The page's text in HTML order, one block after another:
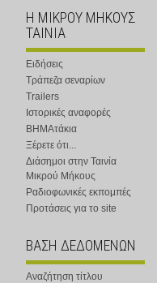
Η ΜΙΚΡΟΥ ΜΗΚΟΥΣ
ΤΑΙΝΙΑ
Ειδήσεις
Τράπεζα σεναρίων
Trailers
Ιστορικές αναφορές
ΒΗΜΑτάκια
Ξέρετε ότι...
Διάσημοι στην Ταινία
Μικρού Μήκους
Ραδιοφωνικές εκπομπές
Προτάσεις για το site
ΒΑΣΗ ΔΕΔΟΜΕΝΩΝ
Αναζήτηση τίτλου